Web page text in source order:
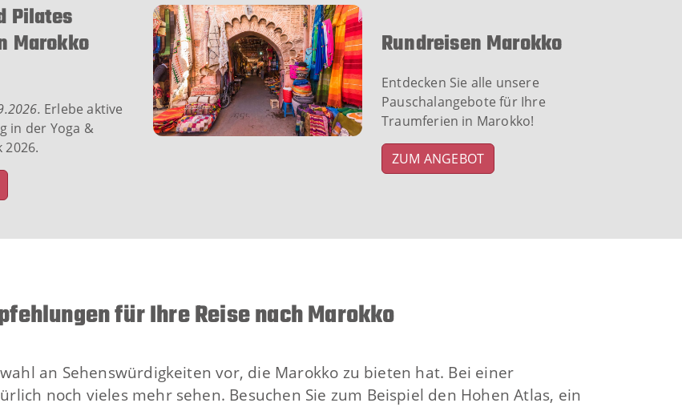
Pilates
Marokko
Erlebe aktive
in der Yoga &
2026.
Rundreisen Marokko
Entdecken Sie alle unsere
Pauschalangebote für Ihre
Traumferien in Marokko!
ZUM ANGEBOT
für Ihre Reise nach Marokko
an Sehenswürdigkeiten vor, die Marokko zu bieten hat. Bei einer
noch vieles mehr sehen. Besuchen Sie zum Beispiel den Hohen Atlas, ein